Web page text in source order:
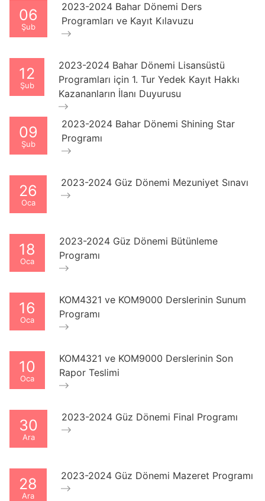
06
Şub
2023-2024 Bahar Dönemi Ders
Programları ve Kayıt Kılavuzu
12
Şub
2023-2024 Bahar Dönemi Lisansüstü
Programları için 1. Tur Yedek Kayıt Hakkı
Kazananların İlanı Duyurusu
09
Şub
2023-2024 Bahar Dönemi Shining Star
Programı
26
Oca
2023-2024 Güz Dönemi Mezuniyet Sınavı
18
Oca
2023-2024 Güz Dönemi Bütünleme
Programı
16
Oca
KOM4321 ve KOM9000 Derslerinin Sunum
Programı
10
Oca
KOM4321 ve KOM9000 Derslerinin Son
Rapor Teslimi
30
Ara
2023-2024 Güz Dönemi Final Programı
28
Ara
2023-2024 Güz Dönemi Mazeret Programı